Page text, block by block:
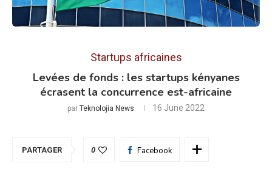
Startups africaines
Levées de fonds : les startups kényanes
écrasent la concurrence est-africaine
par Teknolojia News 16 June 2022
PARTAGER 0 Facebook